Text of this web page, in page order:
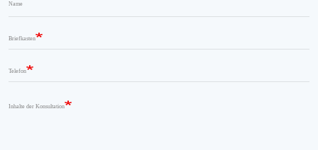
Name
Briefkasten
Telefon
Inhalte der Konsultation